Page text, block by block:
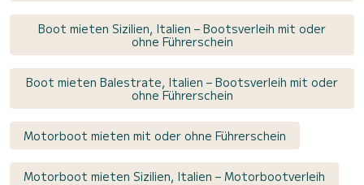
Boot mieten Sizilien, Italien – Bootsverleih mit oder
ohne Führerschein
Boot mieten Balestrate, Italien – Bootsverleih mit oder
ohne Führerschein
Motorboot mieten mit oder ohne Führerschein
Motorboot mieten Sizilien, Italien – Motorbootverleih